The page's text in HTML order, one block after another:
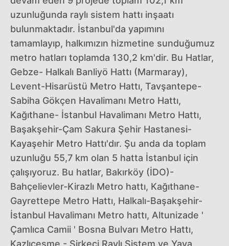
uzunluğunda raylı sistem hattı inşaatı
bulunmaktadır. İstanbul'da yapımını
tamamlayıp, halkımızın hizmetine sunduğumuz
metro hatları toplamda 130,2 km'dir. Bu Hatlar,
Gebze- Halkalı Banliyö Hattı (Marmaray),
Levent-Hisarüstü Metro Hattı, Tavşantepe-
Sabiha Gökçen Havalimanı Metro Hattı,
Kağıthane- İstanbul Havalimanı Metro Hattı,
Başakşehir-Çam Sakura Şehir Hastanesi-
Kayaşehir Metro Hattı'dır. Şu anda da toplam
uzunluğu 55,7 km olan 5 hatta İstanbul için
çalışıyoruz. Bu hatlar, Bakırköy (İDO)-
Bahçelievler-Kirazlı Metro hattı, Kağıthane-
Gayrettepe Metro Hattı, Halkalı-Başakşehir-
İstanbul Havalimanı Metro hattı, Altunizade '
Çamlıca Camii ' Bosna Bulvarı Metro Hattı,
Kazlıçeşme - Sirkeci Raylı Sistem ve Yaya